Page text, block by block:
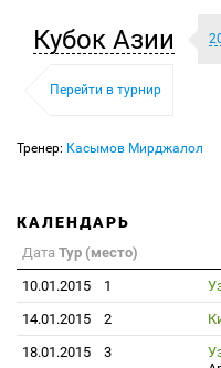
Кубок Азии
Перейти в турнир
Тренер: Касымов Мирджалол
КАЛЕНДАРЬ
Дата Тур (место)
10.01.2015
1
14.01.2015
2
18.01.2015 3